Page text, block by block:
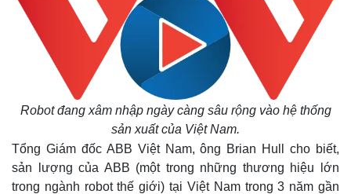
Robot đang xâm nhập ngày càng sâu rộng vào hệ thống
sản xuất của Việt Nam.
Tổng Giám đốc ABB Việt Nam, ông Brian Hull cho biết,
sản lượng của ABB (một trong những thương hiệu lớn
trong ngành robot thế giới) tại Việt Nam trong 3 năm gần